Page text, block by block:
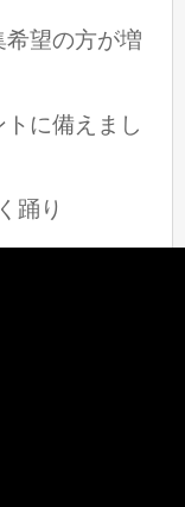
望の方が増
に備えまし
踊り